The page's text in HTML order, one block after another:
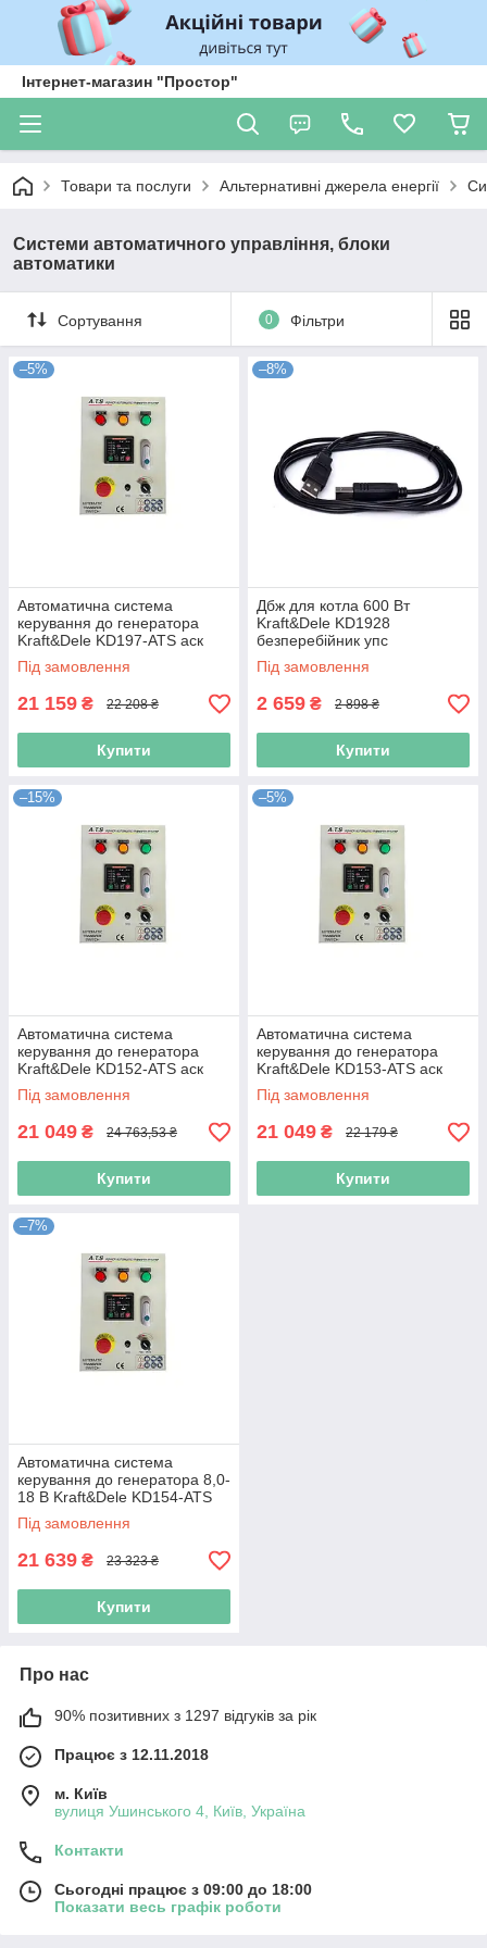
Інтернет-магазин "Простор"
Товари та послуги Альтернативні джерела енергії
Системи автоматичного управління, блоки
автоматики
Сортування 0 Фільтри
–5%
Автоматична система
керування до генератора
Kraft&Dele KD197-ATS аск
Під замовлення
21 159 ₴ 22 208 ₴
Купити
–8%
Дбж для котла 600 Вт
Kraft&Dele KD1928
безперебійник упс
Під замовлення
2 659 ₴ 2 898 ₴
Купити
–15%
Автоматична система
керування до генератора
Kraft&Dele KD152-ATS аск
Під замовлення
21 049 ₴ 24 763,53 ₴
Купити
–5%
Автоматична система
керування до генератора
Kraft&Dele KD153-ATS аск
Під замовлення
21 049 ₴ 22 179 ₴
Купити
–7%
Автоматична система
керування до генератора 8,0-
18 В Kraft&Dele KD154-ATS
аск
Під замовлення
21 639 ₴ 23 323 ₴
Купити
Про нас
90% позитивних з 1297 відгуків за рік
Працює з 12.11.2018
м. Київ
вулиця Ушинського 4, Київ, Україна
Контакти
Сьогодні працює з 09:00 до 18:00
Показати весь графік роботи